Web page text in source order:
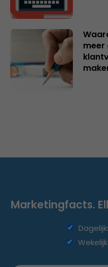
meer
Marketingfacts.